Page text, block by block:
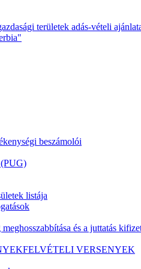
területek adás-vételi
beszámolói
(PUG)
listája
és a juttatás
FELVÉTELI VERSENYEK